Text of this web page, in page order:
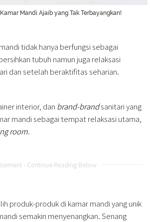
Mandi Ajaib yang Tak Terbayangkan!
tidak hanya berfungsi sebagai
tubuh namun juga relaksasi
dan setelah beraktifitas seharian.
interior, dan brand-brandsanitari yang
mandi sebagai tempat relaksasi utama,
room.
- Continue Reading Below
produk-produk di kamar mandi yang unik
semakin menyenangkan. Senang